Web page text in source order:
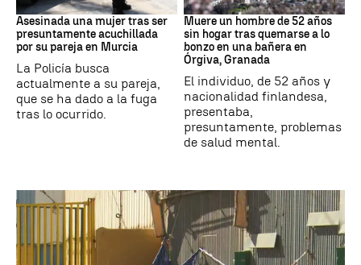
Murcia
Asesinada una mujer tras ser
presuntamente acuchillada
por su pareja en Murcia
La Policía busca
actualmente a su pareja,
que se ha dado a la fuga
tras lo ocurrido.
andalucía
Muere un hombre de 52 años
sin hogar tras quemarse a lo
bonzo en una bañera en
Órgiva, Granada
El individuo, de 52 años y
nacionalidad finlandesa,
presentaba,
presuntamente, problemas
de salud mental.